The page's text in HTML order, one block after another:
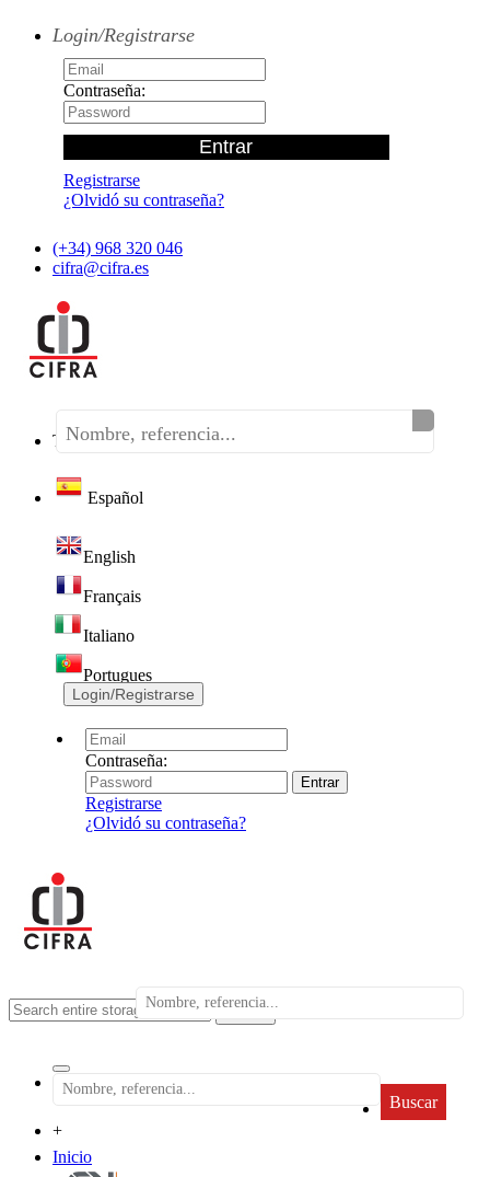
Login/Registrarse
Contraseña:
Registrarse
¿Olvidó su contraseña?
(+34) 968 320 046
cifra@cifra.es
Teléfono:(+34) 968 320 046
Español
English
Français
Italiano
Portugues
Login/Registrarse
Contraseña:
Registrarse
¿Olvidó su contraseña?
search
Buscar
+
Inicio